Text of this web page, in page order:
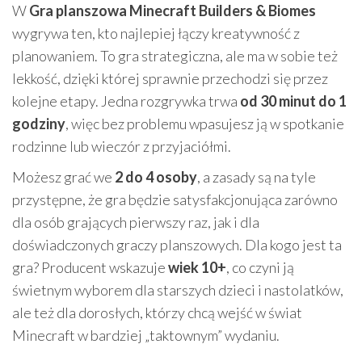
WGra planszowa Minecraft Builders & Biomes
wygrywa ten, kto najlepiej łączy kreatywność z
planowaniem. To gra strategiczna, ale ma w sobie też
lekkość, dzięki której sprawnie przechodzi się przez
kolejne etapy. Jedna rozgrywka trwa od 30 minut do 1
godziny, więc bez problemu wpasujesz ją w spotkanie
rodzinne lub wieczór z przyjaciółmi.
Możesz grać we 2 do 4 osoby, a zasady są na tyle
przystępne, że gra będzie satysfakcjonująca zarówno
dla osób grających pierwszy raz, jak i dla
doświadczonych graczy planszowych. Dla kogo jest ta
gra? Producent wskazujewiek 10+, co czyni ją
świetnym wyborem dla starszych dzieci i nastolatków,
ale też dla dorosłych, którzy chcą wejść w świat
Minecraft w bardziej „taktownym” wydaniu.